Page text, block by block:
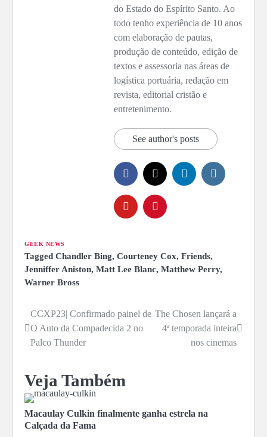
do Estado do Espírito Santo. Ao
todo tenho experiência de 10 anos
com elaboração de pautas,
produção de conteúdo, edição de
textos e assessoria nas áreas de
logística portuária, redação em
revista, editorial cristão e
entretenimento.
See author's posts
GEEK NEWS
Tagged Chandler Bing, Courteney Cox, Friends,
Jenniffer Aniston, Matt Lee Blanc, Matthew Perry,
Warner Bross
Navegação
de
CCXP23| Confirmado painel de
O Auto da Compadecida 2 no
Palco Thunder
The Chosen lançará a
4ª temporada inteira
nos cinemas
Veja Também
Macaulay Culkin finalmente ganha estrela na
Calçada da Fama